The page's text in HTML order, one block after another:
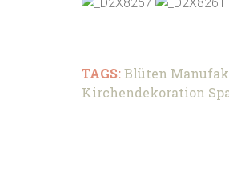
TAGS:Blüten
Kirchendekoration